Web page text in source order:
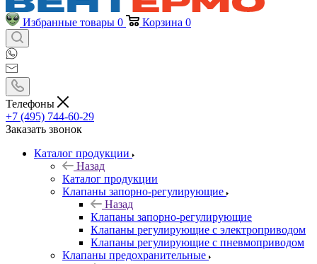
Избранные товары 0 Корзина 0
Телефоны
+7 (495) 744-60-29
Заказать звонок
Каталог продукции
Назад
Каталог продукции
Клапаны запорно-регулирующие
Назад
Клапаны запорно-регулирующие
Клапаны регулирующие с электроприводом
Клапаны регулирующие с пневмоприводом
Клапаны предохранительные